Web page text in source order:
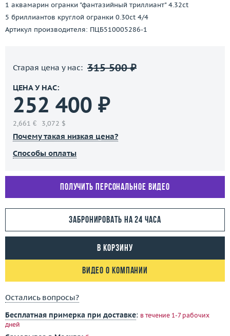
1 аквамарин огранки "фантазийный триллиант" 4.32ct
5 бриллиантов круглой огранки 0.30ct 4/4
Артикул производителя: ПЦБ510005286-1
Старая цена у нас: 315 500 ₽
ЦЕНА У НАС:
252 400 ₽
2,661 € 3,072 $
Почему такая низкая цена?
Способы оплаты
Получить персональное видео
Забронировать на 24 часа
В корзину
Видео о компании
Остались вопросы?
Бесплатная примерка при доставке: в течение 1-7 рабочих
дней